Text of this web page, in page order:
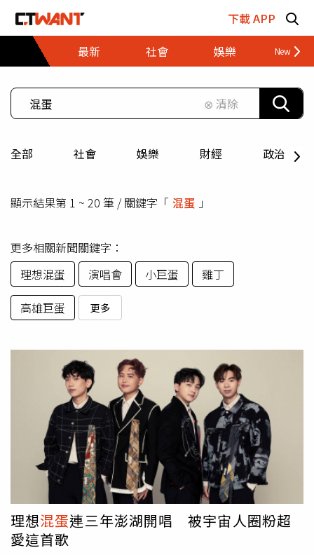
下載 APP
最新
社會 娛樂 財經
⊗ 清除
全部 社會 娛樂 財經 政治
顯示結果第 1 ~ 20 筆 / 關鍵字「 混蛋 」
更多相關新聞關鍵字：
理想混蛋
演唱會 小巨蛋
雞丁
高雄巨蛋
更多
理想混蛋連三年澎湖開唱 被宇宙人圈粉超
愛這首歌